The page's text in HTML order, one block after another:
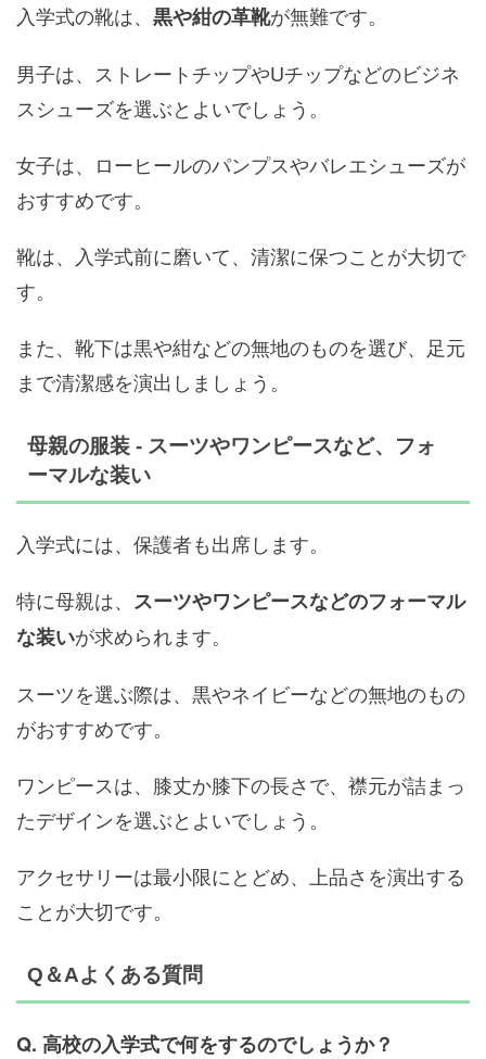
入学式の靴は、 黒や紺の革靴が無難です。
男子は、ストレートチップやUチップなどのビジネ
スシューズを選ぶとよいでしょう。
女子は、ローヒールのパンプスやバレエシューズが
おすすめです。
靴は、入学式前に磨いて、清潔に保つことが大切で
す。
また、靴下は黒や紺などの無地のものを選び、足元
まで清潔感を演出しましょう。
母親の服装 - スーツやワンピースなど、フォ
ーマルな装い
入学式には、保護者も出席します。
特に母親は、 スーツやワンピースなどのフォーマル
な装いが求められます。
スーツを選ぶ際は、黒やネイビーなどの無地のもの
がおすすめです。
ワンピースは、膝丈か膝下の長さで、襟元が詰まっ
たデザインを選ぶとよいでしょう。
アクセサリーは最小限にとどめ、上品さを演出する
ことが大切です。
Q＆Aよくある質問
Q. 高校の入学式で何をするのでしょうか？